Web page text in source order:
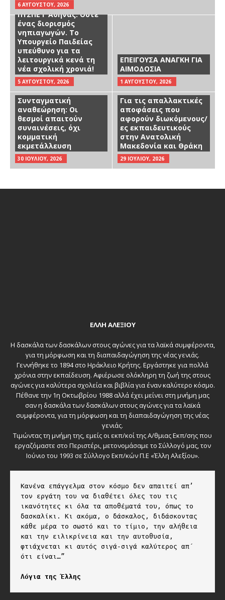
6 ΑΥΓΟΎΣΤΟΥ, 2026
Ενημέρωση Αιρετού
ΠΥΣΠΕ Γ Αθήνας: Ούτε
ένας διορισμός
νηπιαγωγών. Το
Υπουργείο Παιδείας
υπεύθυνο για τα
λειτουργικά κενά τη
νέα σχολική χρονιά!
5 ΑΥΓΟΎΣΤΟΥ, 2026
ΕΠΕΙΓΟΥΣΑ ΑΝΑΓΚΗ ΓΙΑ
ΑΙΜΟΔΟΣΙΑ
1 ΑΥΓΟΎΣΤΟΥ, 2026
Συνταγματική
αναθεώρηση: Οι
θεσμοί απαιτούν
συναινέσεις, όχι
κομματική
εκμετάλλευση
30 ΙΟΥΛΊΟΥ, 2026
Για τις απαλλακτικές
αποφάσεις που
αφορούν διωκόμενους/
ες εκπαιδευτικούς
στην Ανατολική
Μακεδονία και Θράκη
29 ΙΟΥΛΊΟΥ, 2026
ΕΛΛΗ ΑΛΕΞΙΟΥ
Η δασκάλα των δασκάλων στους αγώνες για τα λαϊκά συμφέροντα,
για τη μόρφωση και τη διαπαιδαγώγηση της νέας γενιάς.
Γεννήθηκε το 1894 στο Ηράκλειο Κρήτης. Εργάστηκε για πολλά
χρόνια στην εκπαίδευση. Αφιέρωσε ολόκληρη τη ζωή της στους
αγώνες για καλύτερα σχολεία και βιβλία για έναν καλύτερο κόσμο.
Πέθανε την 1η Οκτωβρίου 1988 αλλά έχει μείνει στη μνήμη μας
σαν η δασκάλα των δασκάλων στους αγώνες για τα λαϊκά
συμφέροντα, για τη μόρφωση και τη διαπαιδαγώγηση της νέας
γενιάς.
Τιμώντας τη μνήμη της, εμείς οι εκπ/κοί της Α/θμιας Εκπ/σης που
εργαζόμαστε στο Περιστέρι, μετονομάσαμε το Σύλλογό μας, τον
Ιούνιο του 1993 σε Σύλλογο Εκπ/κών Π.Ε «Έλλη Αλεξίου».
Κανένα επάγγελμα στον κόσμο δεν απαιτεί απ’
τον εργάτη του να διαθέτει όλες του τις
ικανότητες κι όλα τα αποθέματά του, όπως το
δασκαλίκι. Κι ακόμα, ο δάσκαλος, διδάσκοντας
κάθε μέρα το σωστό και το τίμιο, την αλήθεια
και την ειλικρίνεια και την αυτοθυσία,
φτιάχνεται κι αυτός σιγά-σιγά καλύτερος απ΄
ότι είναι…”
Λόγια της Έλλης